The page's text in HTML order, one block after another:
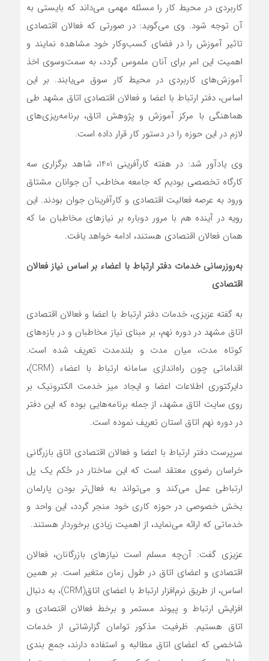
کاربردی در محیط کار را مسئله‌ مهمی می‌داند که بایستی به
آن توجه شود. وی می‌گوید: در صورتی که فعالان اقتصادی
تاثیر آموزش را در فضای کسب‌وکار خود مشاهده نمایند و
اهمیت این امر برای آنان ملموس گردد، به سمت‌وسوی اخذ
آموزش‌های کاربردی در محیط کار سوق می‌یابند. بر این
اساس، دفتر ارتباط با اعضا و فعالان اقتصادی اتاق مشهد طی
هماهنگی با مرکز آموزش و پژوهش اتاق، برنامه‌ریزی‌های
لازم در این حوزه را در دستور کار قرار داده است.
وی یادآور شد: در هفته کارآفرینی 1401، شاهد برگزاری سه
کارگاه تخصصی بودیم که جامعه مخاطب آن جوانان مشتاق
ورود به عرصه فعالیت اقتصادی و کارآفرینان جوان بودند. این
رویه در آینده هم با مرور دوباره بر نیازهای مخاطبان ما که
همان فعالان اقتصادی هستند، ادامه خواهد یافت.
به‌روزرسانی خدمات دفتر ارتباط با اعضاء بر اساس نیاز فعالان
اقتصادی
به گفته عزیزی، خدمات دفتر ارتباط با اعضا و فعالان اقتصادی
اتاق مشهد در دوره نهم، بر مبنای نیاز مخاطبان و در بازه‌های
کوتاه مدت، میان مدت و بلندمدت تعریف شده است.
اقداماتی چون راه‌اندازی سامانه ارتباط با اعضاء (CRM)،
دایرکتوری اطلاعات اعضا و ایجاد میز خدمت الکترونیک بر
روی سایت اتاق مشهد، از جمله برنامه‌هایی بوده که این دفتر
در دوره نهم اتاق استان تعریف نموده است.
سرپرست دفتر ارتباط با اعضا و فعالان اقتصادی اتاق بازرگانی
خراسان رضوی معتقد است که این ساختار در حُکم یک پل
ارتباطی عمل می‌کند و می‌تواند به فعال‌تر بودن پارلمان
بخش خصوصی در حوزه کاری خود منجر گردد، این واحد و
خدماتی که ارائه می‌نماید، از اهمیت زیادی برخوردار هستند.
عزیزی گفت: آن‌چه مسلم است نیازهای بازرگانان، فعالان
اقتصادی و اعضای اتاق در طول زمان متغیر است. بر همین
اساس، از طریق نرم‌افزار ارتباط با اعضای اتاق(CRM)، به دنبال
افزایش ارتباط و پیوند مستمر و برخط فعالان اقتصادی و
اتاق هستیم. ظرفیت مذکور توامان گزارشاتی از خدمات
شاخصی که اعضای اتاق مطالبه و استفاده دارند، جمع بندی